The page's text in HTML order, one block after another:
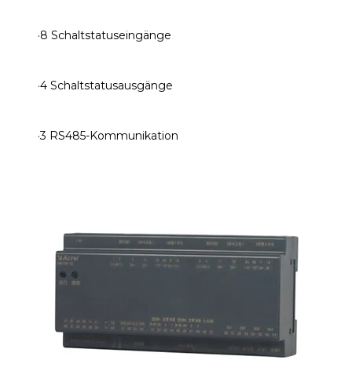
·8 Schaltstatuseingänge
·4 Schaltstatusausgänge
·3 RS485-Kommunikation